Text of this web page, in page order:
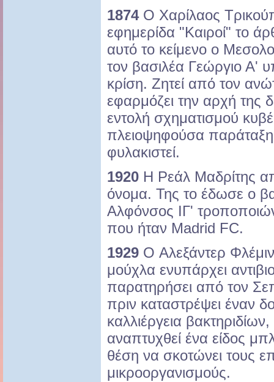
1874 Ο Χαρίλαος
εφημερίδα "Καιροί" το
αυτό το κείμενο ο
τον βασιλέα Γεώργιο Α'
κρίση. Ζητεί από τον
εφαρμόζει την αρχή της
εντολή σχηματισμού
πλειοψηφούσα
φυλακιστεί.
1920 Η Ρεάλ Μαδρίτης
όνομα. Της το έδωσε ο
Αλφόνσος ΙΓ'
που ήταν Madrid FC.
1929 O Αλεξάντερ
μούχλα ενυπάρχει
παρατηρήσει από τον
πριν καταστρέψει έναν
καλλιέργεια
αναπτυχθεί ένα είδος
θέση να σκοτώνει τους
μικροοργανισμούς.